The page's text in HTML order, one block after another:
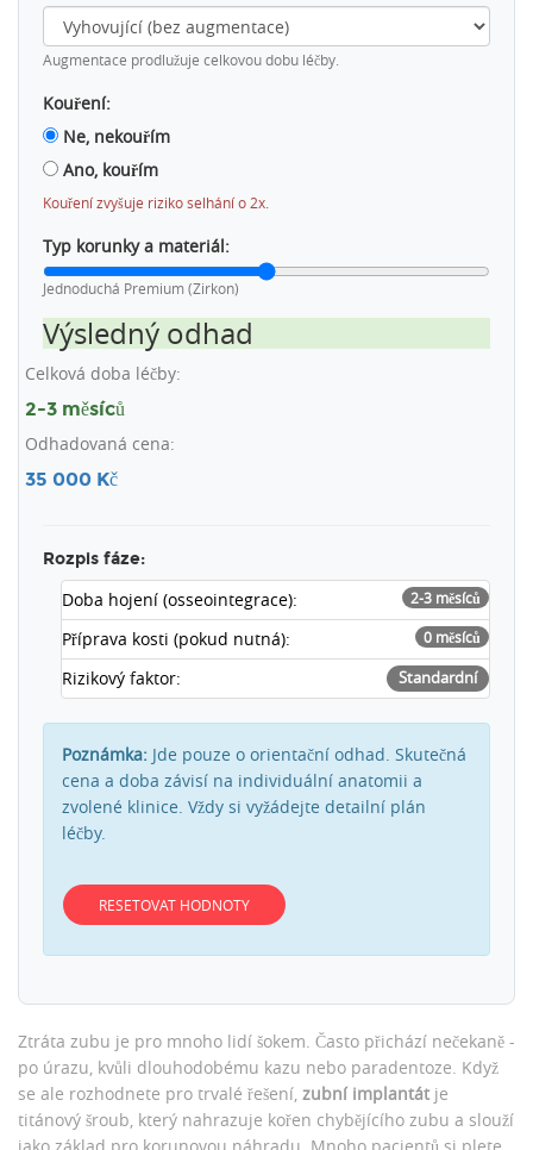
Augmentace prodlužuje celkovou dobu léčby.
Kouření:
Ne, nekouřím
Ano, kouřím
Kouření zvyšuje riziko selhání o 2x.
Typ korunky a materiál:
Jednoduchá Premium (Zirkon)
Výsledný odhad
Celková doba léčby:
2-3 měsíců
Odhadovaná cena:
35 000 Kč
Rozpis fáze:
Doba hojení (osseointegrace): 2-3 měsíců
Příprava kosti (pokud nutná): 0 měsíců
Rizikový faktor: Standardní
Poznámka: Jde pouze o orientační odhad. Skutečná
cena a doba závisí na individuální anatomii a
zvolené klinice. Vždy si vyžádejte detailní plán
léčby.
RESETOVAT HODNOTY
Ztráta zubu je pro mnoho lidí šokem. Často přichází nečekaně -
po úrazu, kvůli dlouhodobému kazu nebo paradentoze. Když
se ale rozhodnete pro trvalé řešení, zubní implantát je
titánový šroub, který nahrazuje kořen chybějícího zubu a slouží